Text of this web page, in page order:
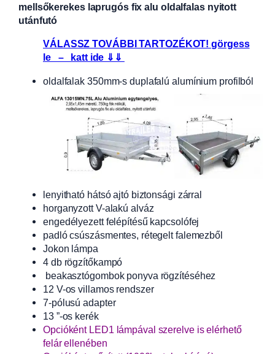
mellsőkerekes laprugós fix alu oldalfalas nyitott
utánfutó
VÁLASSZ TOVÁBBI TARTOZÉKOT! görgess
le – katt ide ⇓⇓
oldalfalak 350mm-s duplafalú alumínium profilból
lenyitható hátsó ajtó biztonsági zárral
horganyzott V-alakú alváz
engedélyezett felépítésű kapcsolófej
padló csúszásmentes, rétegelt falemezből
Jokon lámpa
4 db rögzítőkampó
beakasztógombok ponyva rögzítéséhez
12 V-os villamos rendszer
7-pólusú adapter
13 ”-os kerék
Opcióként LED1 lámpával szerelve is elérhető
felár ellenében